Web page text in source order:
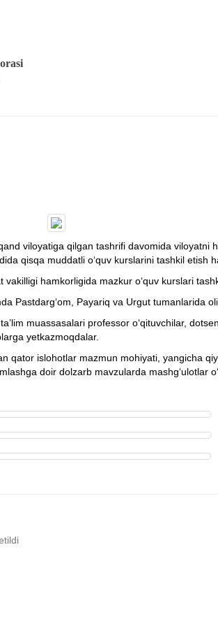
viloyatiga qilgan tashrifi davomida
qisqa muddatli o‘quv kurslarini tashkil etish
hamkorligida mazkur o‘quv kurslari
Pastdarg‘om, Payariq va Urgut tumanlarida
muassasalari professor o‘qituvchilar,
yetkazmoqdalar.
qator islohotlar mazmun mohiyati, yangicha
doir dolzarb mavzularda mashg‘ulotlar